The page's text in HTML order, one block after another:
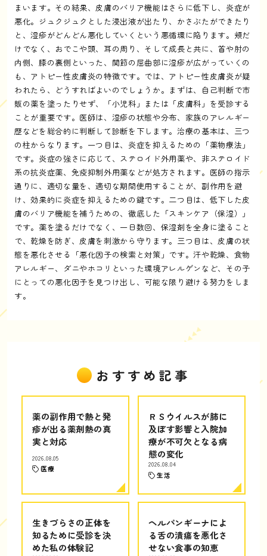
まいます。その結果、皮膚のバリア機能はさらに低下し、炎症が
悪化。ジュクジュクとした浸出液が出たり、かさぶたができたり
と、湿疹がどんどん悪化していくという悪循環に陥ります。頬だ
けでなく、おでこや頭、耳の周り、そして成長と共に、首や肘の
内側、膝の裏側といった、関節の屈曲部に湿疹が広がっていくの
も、アトピー性皮膚炎の特徴です。では、アトピー性皮膚炎が疑
われたら、どうすればよいのでしょうか。まずは、自己判断で市
販の薬を塗ったりせず、「小児科」または「皮膚科」を受診する
ことが重要です。医師は、湿疹の状態や分布、家族のアレルギー
歴などを総合的に判断して診断を下します。治療の基本は、三つ
の柱からなります。一つ目は、炎症を抑えるための「薬物療法」
です。炎症の強さに応じて、ステロイド外用薬や、非ステロイド
系の抗炎症薬、免疫抑制外用薬などが処方されます。医師の指示
通りに、適切な量を、適切な期間使用することが、副作用を避
け、効果的に炎症を抑えるための鍵です。二つ目は、低下した皮
膚のバリア機能を補うための、徹底した「スキンケア（保湿）」
です。薬を塗るだけでなく、一日数回、保湿剤を全身に塗ること
で、乾燥を防ぎ、皮膚を刺激から守ります。三つ目は、皮膚の状
態を悪化させる「悪化因子の検索と対策」です。汗や乾燥、食物
アレルギー、ダニやホコリといった環境アレルゲンなど、その子
にとっての悪化因子を見つけ出し、可能な限り避ける努力をしま
す。
おすすめ記事
薬の副作用で熱と発
疹が出る薬剤熱の真
実と対応
2026.08.05
医療
ＲＳウイルスが肺に
及ぼす影響と入院加
療が不可欠となる病
態の変化
2026.08.04
生活
生きづらさの正体を
知るために受診を決
めた私の体験記
ヘルパンギーナによ
る舌の潰瘍を悪化さ
せない食事の知恵